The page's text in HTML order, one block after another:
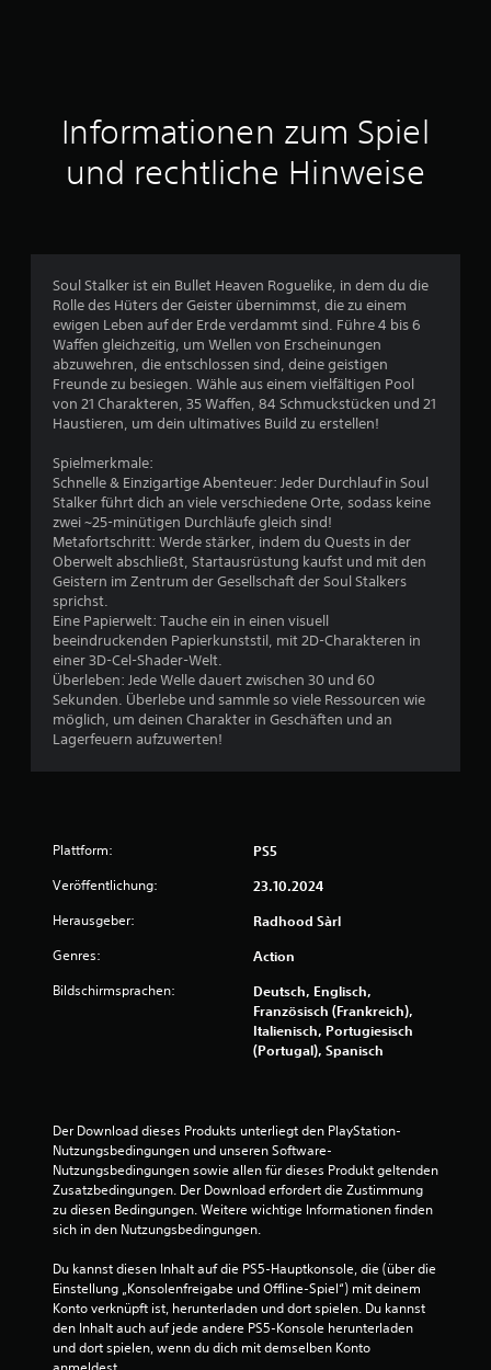
s
3
B
w
t
u
n
g
n
Informationen zum Spiel
und rechtliche Hinweise
Soul Stalker ist ein Bullet Heaven Roguelike, in dem du die
Rolle des Hüters der Geister übernimmst, die zu einem
ewigen Leben auf der Erde verdammt sind. Führe 4 bis 6
Waffen gleichzeitig, um Wellen von Erscheinungen
abzuwehren, die entschlossen sind, deine geistigen
Freunde zu besiegen. Wähle aus einem vielfältigen Pool
von 21 Charakteren, 35 Waffen, 84 Schmuckstücken und 21
Haustieren, um dein ultimatives Build zu erstellen!
Spielmerkmale:
Schnelle & Einzigartige Abenteuer: Jeder Durchlauf in Soul
Stalker führt dich an viele verschiedene Orte, sodass keine
zwei ~25-minütigen Durchläufe gleich sind!
Metafortschritt: Werde stärker, indem du Quests in der
Oberwelt abschließt, Startausrüstung kaufst und mit den
Geistern im Zentrum der Gesellschaft der Soul Stalkers
sprichst.
Eine Papierwelt: Tauche ein in einen visuell
beeindruckenden Papierkunststil, mit 2D-Charakteren in
einer 3D-Cel-Shader-Welt.
Überleben: Jede Welle dauert zwischen 30 und 60
Sekunden. Überlebe und sammle so viele Ressourcen wie
möglich, um deinen Charakter in Geschäften und an
Lagerfeuern aufzuwerten!
Plattform: PS5
Veröffentlichung: 23.10.2024
Herausgeber: Radhood Sàrl
Genres: Action
Bildschirmsprachen:
Deutsch, Englisch,
Französisch (Frankreich),
Italienisch, Portugiesisch
(Portugal), Spanisch
Der Download dieses Produkts unterliegt den PlayStation-
Nutzungsbedingungen und unseren Software-
Nutzungsbedingungen sowie allen für dieses Produkt geltenden
Zusatzbedingungen. Der Download erfordert die Zustimmung
zu diesen Bedingungen. Weitere wichtige Informationen finden
sich in den Nutzungsbedingungen.
Du kannst diesen Inhalt auf die PS5-Hauptkonsole, die (über die
Einstellung „Konsolenfreigabe und Offline-Spiel“) mit deinem
Konto verknüpft ist, herunterladen und dort spielen. Du kannst
den Inhalt auch auf jede andere PS5-Konsole herunterladen
und dort spielen, wenn du dich mit demselben Konto